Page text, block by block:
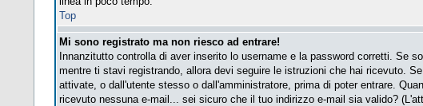
Top
Mi sono registrato ma non riesco ad entrare!
Innanzitutto controlla di aver inserito lo username e la password corretti. Se
mentre ti stavi registrando, allora devi seguire le istruzioni che hai ricevuto.
attivate, o dall'utente stesso o dall'amministratore, prima di poter entrare.
ricevuto nessuna e-mail... sei sicuro che il tuo indirizzo e-mail sia valido?